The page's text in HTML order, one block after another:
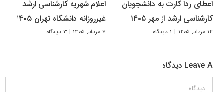
اعطای ردا کارت به دانشجویان
کارشناسی ارشد از مهر ۱۴۰۵
۱۴ مرداد, ۱۴۰۵ | ۱ دیدگاه
اعلام شهریه کارشناسی ارشد
غیرروزانه دانشگاه تهران ۱۴۰۵
۷ مرداد, ۱۴۰۵ | ۳ دیدگاه
Leave A دیدگاه
دیدگاه